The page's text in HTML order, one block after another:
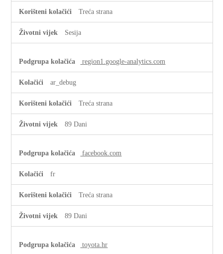
Treća strana
Sesija
region1.google-analytics.com
ar_debug
Treća strana
89 Dani
facebook.com
fr
Treća strana
89 Dani
toyota.hr